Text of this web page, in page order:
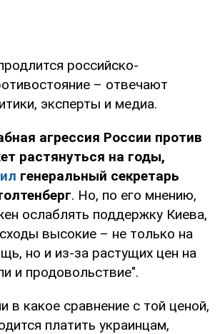
российско-
– отвечают
эксперты и медиа.
агрессия России против
растянуться на годы,
генеральный секретарь
. Но, по его мнению,
ослаблять поддержку Киева,
высокие – не только на
но и из-за растущих цен на
и продовольствие".
в какое сравнение с той ценой,
платить украинцам,